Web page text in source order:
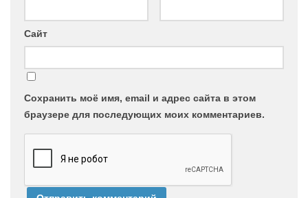
Сайт
Сохранить моё имя, email и адрес сайта в этом
браузере для последующих моих комментариев.